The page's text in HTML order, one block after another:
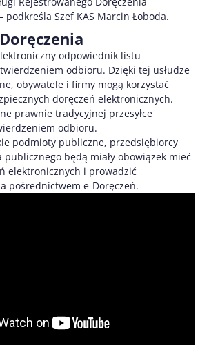
podkreśla Szef KAS Marcin Łoboda.
odpowiednik listu
odbioru. Dzięki tej usłudze
obywatele i firmy mogą korzystać
doręczeń elektronicznych.
prawnie tradycyjnej przesyłce
odbioru.
podmioty publiczne, przedsiębiorcy
publicznego będą miały obowiązek mieć
elektronicznych i prowadzić
pośrednictwem e-Doręczeń.